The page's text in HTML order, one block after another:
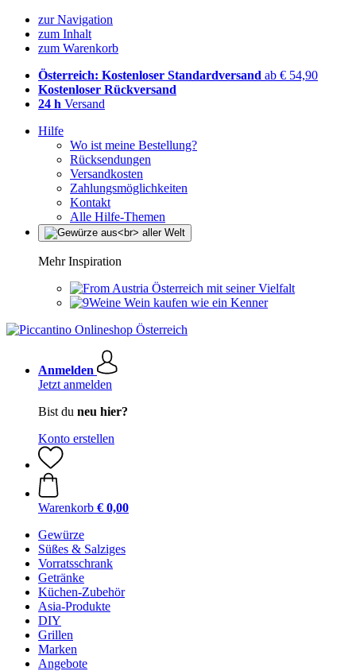
zur Navigation
zum Inhalt
zum Warenkorb
Österreich: Kostenloser Standardversand ab € 54,90
Kostenloser Rückversand
24 h Versand
Hilfe
Wo ist meine Bestellung?
Rücksendungen
Versandkosten
Zahlungsmöglichkeiten
Kontakt
Alle Hilfe-Themen
Mehr Inspiration
Österreich mit seiner Vielfalt
Wein kaufen wie ein Kenner
Anmelden
Jetzt anmelden
Bist du neu hier?
Konto erstellen
Warenkorb € 0,00
Gewürze
Süßes & Salziges
Vorratsschrank
Getränke
Küchen-Zubehör
Asia-Produkte
DIY
Grillen
Marken
Angebote